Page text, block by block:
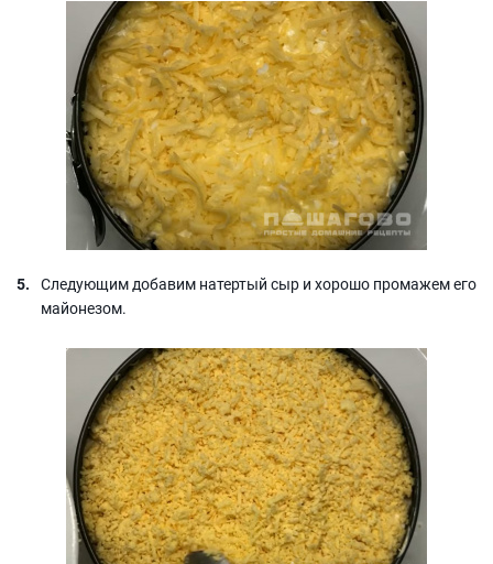
Следующим добавим натертый сыр и хорошо промажем его
майонезом.